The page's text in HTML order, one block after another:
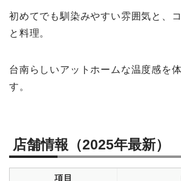
初めてでも馴染みやすい雰囲気と、
と料理。
台南らしいアットホームな温度感を
す。
店舗情報（2025年最新）
項目